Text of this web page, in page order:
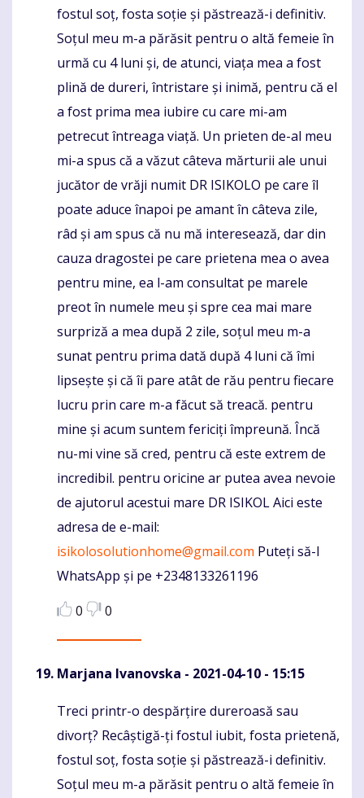
fostul soț, fosta soție și păstrează-i definitiv.
Soțul meu m-a părăsit pentru o altă femeie în
urmă cu 4 luni și, de atunci, viața mea a fost
plină de dureri, întristare și inimă, pentru că el
a fost prima mea iubire cu care mi-am
petrecut întreaga viață. Un prieten de-al meu
mi-a spus că a văzut câteva mărturii ale unui
jucător de vrăji numit DR ISIKOLO pe care îl
poate aduce înapoi pe amant în câteva zile,
râd și am spus că nu mă interesează, dar din
cauza dragostei pe care prietena mea o avea
pentru mine, ea l-am consultat pe marele
preot în numele meu și spre cea mai mare
surpriză a mea după 2 zile, soțul meu m-a
sunat pentru prima dată după 4 luni că îmi
lipsește și că îi pare atât de rău pentru fiecare
lucru prin care m-a făcut să treacă. pentru
mine și acum suntem fericiți împreună. Încă
nu-mi vine să cred, pentru că este extrem de
incredibil. pentru oricine ar putea avea nevoie
de ajutorul acestui mare DR ISIKOL Aici este
adresa de e-mail:
isikolosolutionhome@gmail.com Puteți să-l
WhatsApp și pe +2348133261196
0
0
Marjana Ivanovska - 2021-04-10 - 15:15
Komentaras
Treci printr-o despărțire dureroasă sau
divorț? Recâștigă-ți fostul iubit, fosta prietenă,
fostul soț, fosta soție și păstrează-i definitiv.
Soțul meu m-a părăsit pentru o altă femeie în